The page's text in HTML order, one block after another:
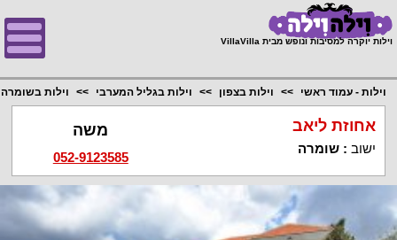
וילות יוקרה למסיבות ונופש מבית VillaVilla
וילות - עמוד ראשי וילות בצפון וילות בגליל המערבי וילות בשומרה
אחוזת ליאב
ישוב :שומרה
משה
052-9123585